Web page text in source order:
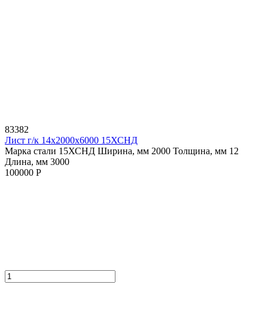
83382
Лист г/к 14х2000х6000 15ХСНД
Марка стали 15ХСНД Ширина, мм 2000 Толщина, мм 12
Длина, мм 3000
100000 Р